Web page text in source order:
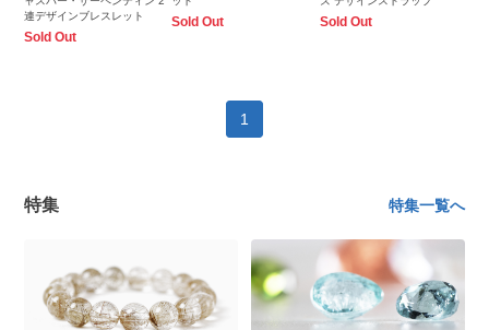
連デザインブレスレット
Sold Out
Sold Out Sold Out
1
特集 特集一覧へ